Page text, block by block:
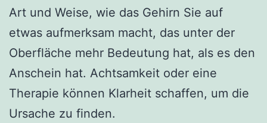
Art und Weise, wie das Gehirn Sie auf
etwas aufmerksam macht, das unter der
Oberfläche mehr Bedeutung hat, als es den
Anschein hat. Achtsamkeit oder eine
Therapie können Klarheit schaffen, um die
Ursache zu finden.